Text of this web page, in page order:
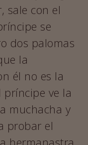
sale con el
se
dos palomas
la
él no es la
príncipe ve la
muchacha y
probar el
hermanastra